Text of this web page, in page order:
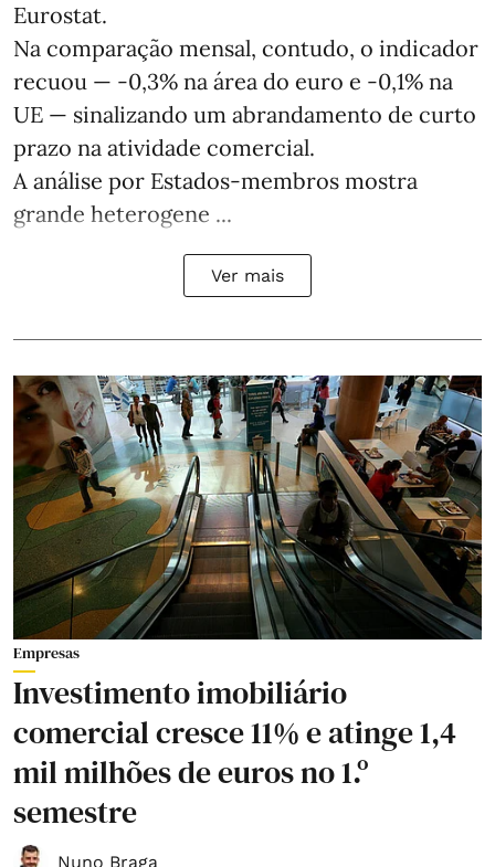
Eurostat.
Na comparação mensal, contudo, o indicador
recuou — -0,3% na área do euro e -0,1% na
UE — sinalizando um abrandamento de curto
prazo na atividade comercial.
A análise por Estados‑membros mostra
grande heterogene ...
Ver mais
Empresas
Investimento imobiliário
comercial cresce 11% e atinge 1,4
mil milhões de euros no 1.º
semestre
Nuno Braga